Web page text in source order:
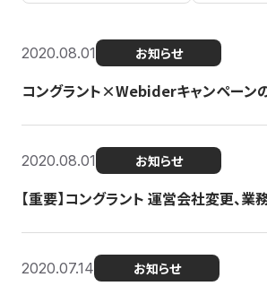
2020.08.01 お知らせ
コングラント×Webiderキャンペーン
2020.08.01 お知らせ
【重要】コングラント 運営会社変更、
2020.07.14 お知らせ